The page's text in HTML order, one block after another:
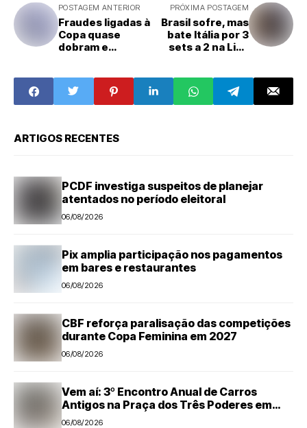
POSTAGEM ANTERIOR
Fraudes ligadas à
Copa quase
dobram e
PRÓXIMA POSTAGEM
Brasil sofre, mas
bate Itália por 3
sets a 2 na Liga
ARTIGOS RECENTES
PCDF investiga suspeitos de planejar
atentados no período eleitoral
06/08/2026
Pix amplia participação nos pagamentos
em bares e restaurantes
06/08/2026
CBF reforça paralisação das competições
durante Copa Feminina em 2027
06/08/2026
Vem aí: 3º Encontro Anual de Carros
Antigos na Praça dos Três Poderes em
Nova Odessa
06/08/2026